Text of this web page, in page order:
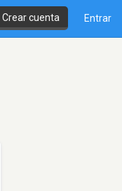
Crear cuenta Entrar